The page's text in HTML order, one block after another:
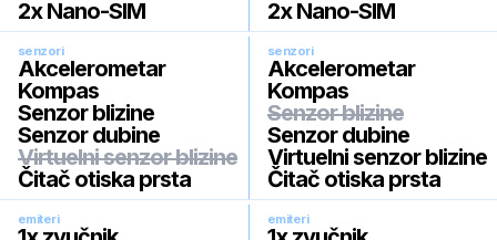
2x Nano-SIM
2x Nano-SIM
senzori
Akcelerometar
Kompas
Senzor blizine
Senzor dubine
Virtuelni senzor blizine
Čitač otiska prsta
senzori
Akcelerometar
Kompas
Senzor blizine
Senzor dubine
Virtuelni senzor blizine
Čitač otiska prsta
emiteri emiteri